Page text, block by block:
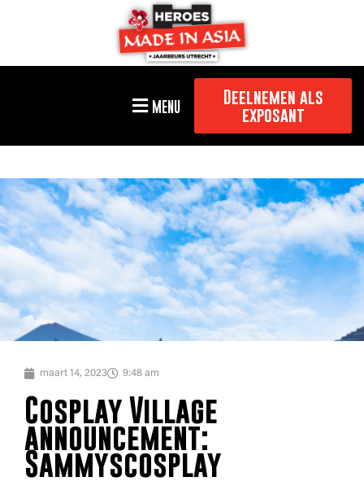
MENU
Deelnemen als
exposant
maart 14, 2023 9:48 am
Cosplay Village
announcement:
Sammyscosplay